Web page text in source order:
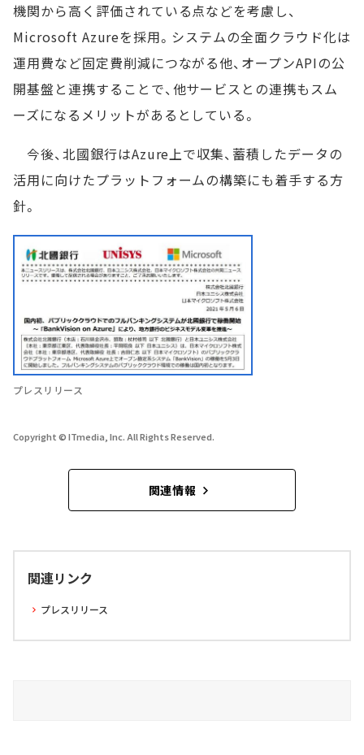
機関から高く評価されている点などを考慮し、
Microsoft Azureを採用。システムの全面クラウド化は
運用費など固定費削減につながる他、オープンAPIの公
開基盤と連携することで、他サービスとの連携もスム
ーズになるメリットがあるとしている。
今後、北國銀行はAzure上で収集、蓄積したデータの
活用に向けたプラットフォームの構築にも着手する方
針。
プレスリリース
Copyright © ITmedia, Inc. All Rights Reserved.
関連情報
関連リンク
プレスリリース